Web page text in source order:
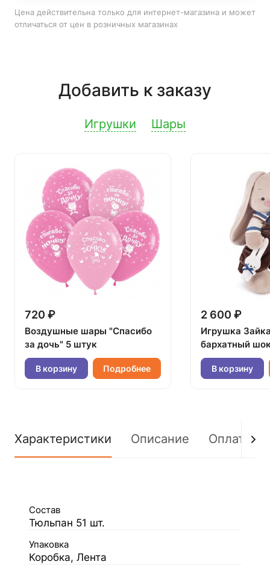
Цена действительна только для интернет-магазина и может
отличаться от цен в розничных магазинах
Добавить к заказу
Игрушки Шары
720 ₽
Воздушные шары "Спасибо
за дочь" 5 штук
В корзину Подробнее
2 600 ₽
Игрушка
бархатный
В корзину
Характеристики Описание Оплата
Состав
Тюльпан 51 шт.
Упаковка
Коробка, Лента